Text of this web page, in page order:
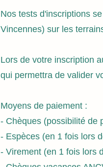
Nos tests d'inscriptions
Vincennes) sur les
​Lors de votre inscription
qui permettra de valider
Moyens de paiement :
- Chèques (possibilité de
- Espèces (en 1 fois lors
- Virement (en 1 fois lors